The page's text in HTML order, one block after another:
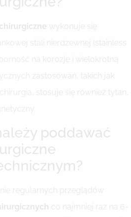
wykonuje się
stali nierdzewnej (stainless
na korozję i wielokrotną
zastosowań, takich jak
stosuje się również tytan,
poddawać
regularnych przeglądów
co najmniej raz na 6-